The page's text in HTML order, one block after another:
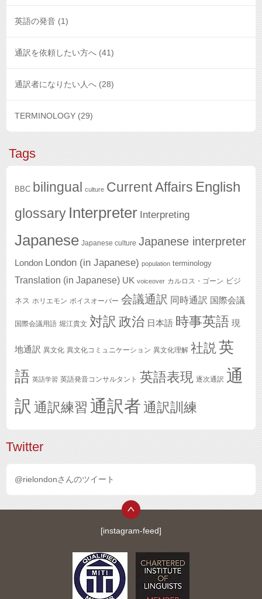
英語の発音 (1)
通訳を依頼したい方へ (41)
通訳者になりたい人へ (28)
TERMINOLOGY (29)
Tags
BBC bilingual culture Current Affairs English
glossary Interpreter Interpreting
Japanese Japanese culture Japanese interpreter
London London (in Japanese) population terminology
Translation (in Japanese) UK voiceover カルロス・ゴーン ビジ
ネス ホリエモン ボイスオーバー 会議通訳 同時通訳 国際会議
国際会議用語 堀江貴文 対訳 政治 日本語 時事英語 現
地通訳 異文化 異文化コミュニケーション 異文化理解 社説英
語 英語学習 英語発音コンサルタント 英語表現 逐次通訳 通
訳 通訳練習 通訳者 通訳訓練
Twitter
@rielondonさんのツイート
[instagram-feed]